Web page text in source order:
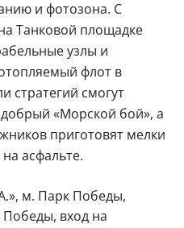
Памяти и аллеи
года
300 до 450 рублей
военной